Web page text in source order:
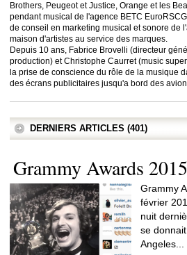
Brothers, Peugeot et Justice, Orange et les
pendant musical de l'agence BETC
de conseil en marketing musical et sonore de
maison d'artistes au service des marques.
Depuis 10 ans, Fabrice Brovelli (directeur
production) et Christophe Caurret (music
la prise de conscience du rôle de la musique
des écrans publicitaires jusqu'a bord des
DERNIERS ARTICLES (401)
Grammy Awards 2015
Grammy
février
nuit
se
Angeles...